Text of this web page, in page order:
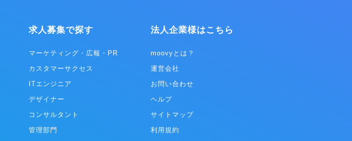
を代表する大企業や地域経済を支える中小企
のパートナーと共に、データを活用した顧客視
ています。 ・「PLAID ALPHA」 これまでプレ
イドが積み上げてきた体験設計やテクノロジ
ー・データ活用に係る知見･経験に基づき、CX
変革に向けた全体計画/設計から実行までを一気
Ecosystem」 膨大なカスタマーデータをリア
ルタイムに解析できるKARTEのテクノロジー
求人募集で探す
マーケティング・広報・PR
カスタマーサクセス
ITエンジニア
デザイナー
コンサルタント
管理部門
法人企業様はこちら
moovyとは？
運営会社
お問い合わせ
ヘルプ
サイトマップ
利用規約